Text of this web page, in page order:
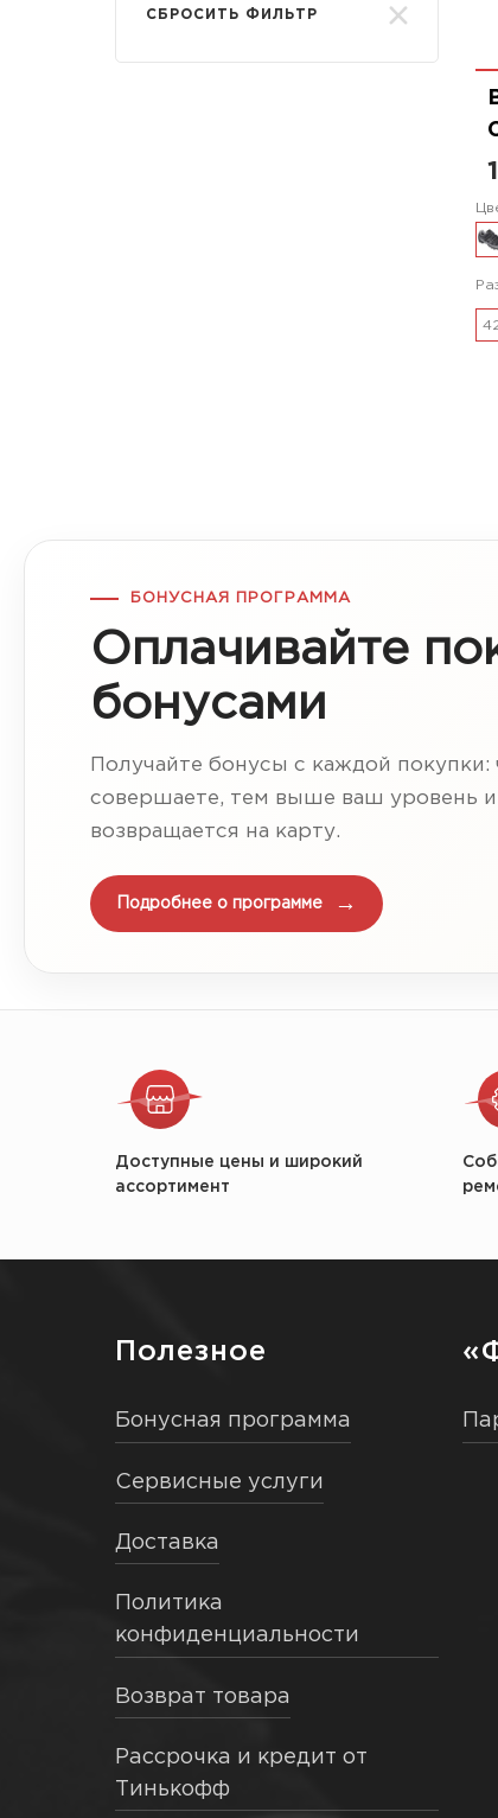
СБРОСИТЬ ФИЛЬТР
БОНУСНАЯ ПРОГРАММА
Оплачивайте
бонусами
Получайте бонусы с каждой
совершаете, тем выше ваш уровень
возвращается на карту.
Подробнее о программе
Доступные цены и широкий
ассортимент
Полезное
Бонусная программа
Сервисные услуги
Доставка
Политика
конфиденциальности
Возврат товара
Рассрочка и кредит от
Тинькофф